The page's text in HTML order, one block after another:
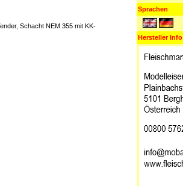
Schacht NEM 355 mit KK-
Sprachen
Hersteller Info